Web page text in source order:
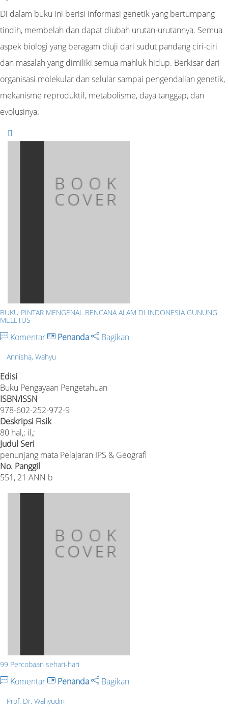
Di dalam buku ini berisi informasi genetik yang bertumpang
tindih, membelah dan dapat diubah urutan-urutannya. Semua
aspek biologi yang beragam diuji dari sudut pandang ciri-ciri
dan masalah yang dimiliki semua mahluk hidup. Berkisar dari
organisasi molekular dan selular sampai pengendalian genetik,
mekanisme reproduktif, metabolisme, daya tanggap, dan
evolusinya.
BUKU PINTAR MENGENAL BENCANA ALAM DI INDONESIA GUNUNG
MELETUS
Komentar Penanda Bagikan
Annisha, Wahyu
Edisi
Buku Pengayaan Pengetahuan
ISBN/ISSN
978-602-252-972-9
Deskripsi Fisik
80 hal,; il,;
Judul Seri
penunjang mata Pelajaran IPS & Geografi
No. Panggil
551, 21 ANN b
99 Percobaan sehari-hari
Komentar Penanda Bagikan
Prof. Dr. Wahyudin